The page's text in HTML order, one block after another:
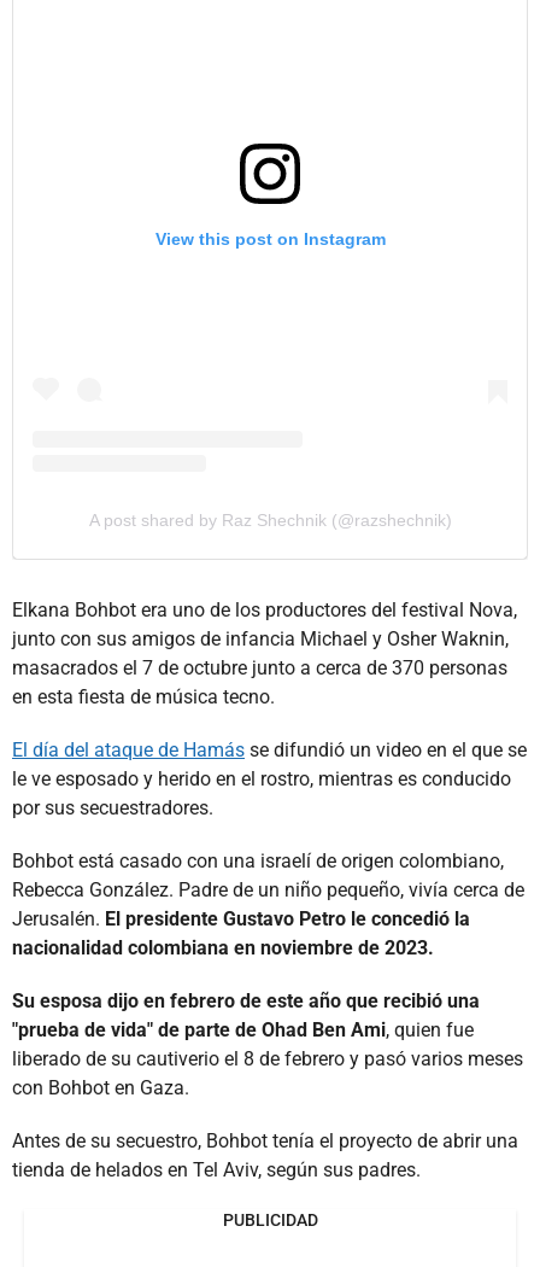
View this post on Instagram
A post shared by Raz Shechnik (@razshechnik)
Elkana Bohbot era uno de los productores del festival Nova,
junto con sus amigos de infancia Michael y Osher Waknin,
masacrados el 7 de octubre junto a cerca de 370 personas
en esta fiesta de música tecno.
El día del ataque de Hamás se difundió un video en el que se
le ve esposado y herido en el rostro, mientras es conducido
por sus secuestradores.
Bohbot está casado con una israelí de origen colombiano,
Rebecca González. Padre de un niño pequeño, vivía cerca de
Jerusalén. El presidente Gustavo Petro le concedió la
nacionalidad colombiana en noviembre de 2023.
Su esposa dijo en febrero de este año que recibió una
"prueba de vida" de parte de Ohad Ben Ami, quien fue
liberado de su cautiverio el 8 de febrero y pasó varios meses
con Bohbot en Gaza.
Antes de su secuestro, Bohbot tenía el proyecto de abrir una
tienda de helados en Tel Aviv, según sus padres.
PUBLICIDAD